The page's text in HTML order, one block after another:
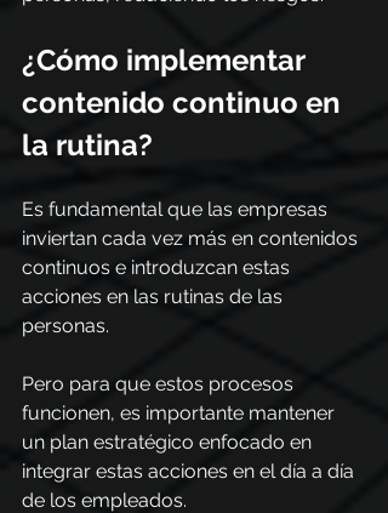
¿Cómo implementar
contenido continuo en
la rutina?
Es fundamental que las empresas
inviertan cada vez más en contenidos
continuos e introduzcan estas
acciones en las rutinas de las
personas.
Pero para que estos procesos
funcionen, es importante mantener
un plan estratégico enfocado en
integrar estas acciones en el día a día
de los empleados.